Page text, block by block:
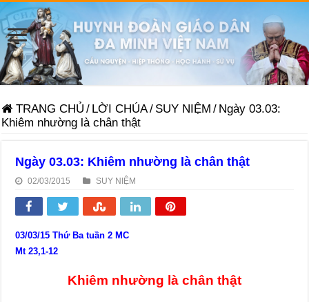
TRANG CHỦ / LỜI CHÚA/ SUY NIỆM / Ngày 03.03:
Khiêm nhường là chân thật
Ngày 03.03: Khiêm nhường là chân thật
02/03/2015 SUY NIỆM
03/03/15 Thứ Ba tuần 2 MC
Mt 23,1-12
Khiêm nhường là chân thật